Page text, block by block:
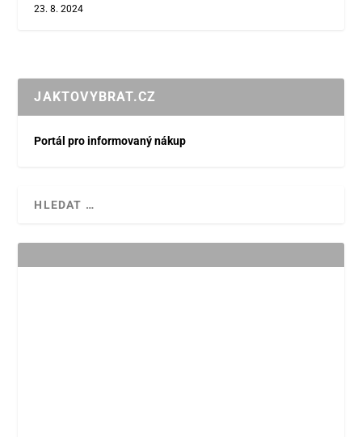
23. 8. 2024
JAKTOVYBRAT.CZ
Portál pro informovaný nákup